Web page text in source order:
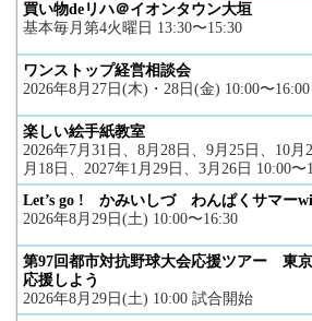
買い物deリハ＠イオンタウン大垣
基本毎月第4火曜日 13:30〜15:30
ワンストップ経営相談会
2026年8月27日(木)・28日(金) 10:00〜16:00
楽しい絵手紙教室
2026年7月31日、8月28日、9月25日、10月
月18日、2027年1月29日、3月26日 10:00
Let’s go ! かみいしづ わんぱくサマー
2026年8月29日(土) 10:00〜16:30
第97回都市対抗野球大会応援ツアー 東
応援しよう
2026年8月29日(土) 10:00 試合開始